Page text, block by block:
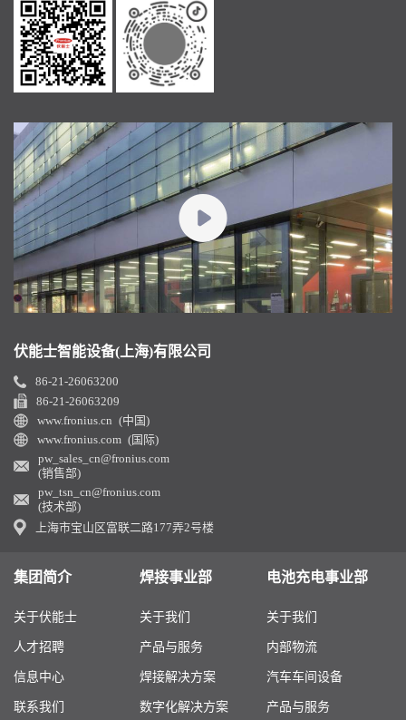
伏能士智能设备(上海)有限公司
86-21-26063200
86-21-26063209
www.fronius.cn (中国)
www.fronius.com (国际)
pw_sales_cn@fronius.com
(销售部)
pw_tsn_cn@fronius.com
(技术部)
上海市宝山区富联二路177弄2号楼
集团简介
关于伏能士
人才招聘
信息中心
联系我们
焊接事业部
关于我们
产品与服务
焊接解决方案
数字化解决方案
电池充电事业部
关于我们
内部物流
汽车车间设备
产品与服务